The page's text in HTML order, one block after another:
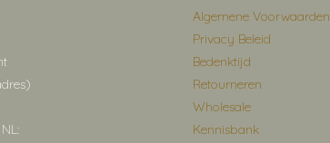
Algemene Voorwaarden
Privacy Beleid
Bedenktijd
Retourneren
Wholesale
Kennisbank